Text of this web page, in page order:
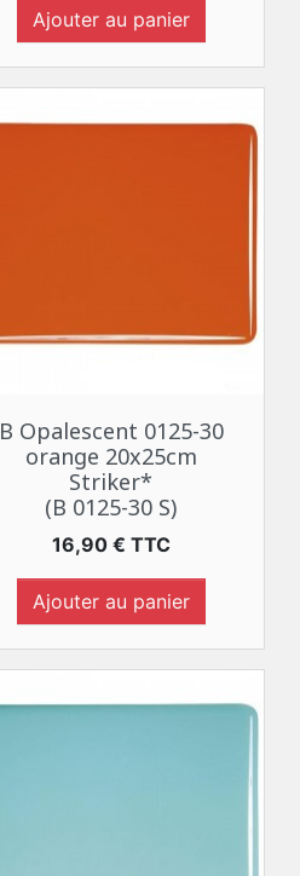
Ajouter au panier
Aperçu rapide
B Opalescent 0125-30
orange 20x25cm
Striker*
(B 0125-30 S)
Prix
16,90 € TTC
Ajouter au panier